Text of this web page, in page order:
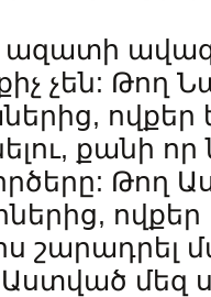
չեն:
ովքեր
քանի
Թող
ովքեր
մեզ